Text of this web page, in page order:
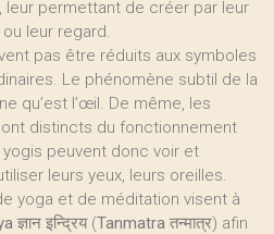
leur permettant de créer par leur
leur regard.
pas être réduits aux symboles
Le phénomène subtil de la
qu’est l’œil. De même, les
distincts du fonctionnement
peuvent donc voir et
leurs yeux, leurs oreilles.
yoga et de méditation visent à
ज्ञान इन्द्रिय (Tanmatra तन्मात्र) afin